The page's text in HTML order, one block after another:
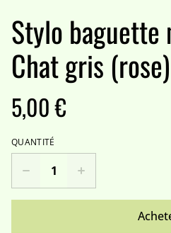
Stylo baguette
Chat gris (rose)
5,00 €
QUANTITÉ